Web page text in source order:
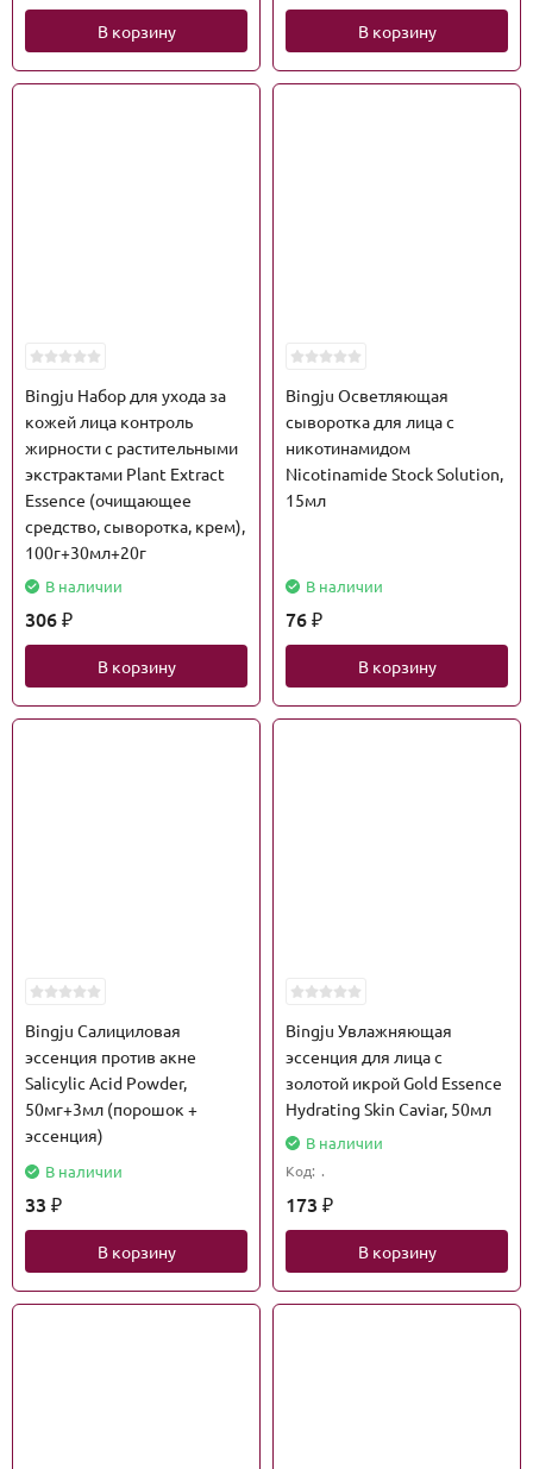
В корзину В корзину
Bingju Набор для ухода за
кожей лица контроль
жирности с растительными
экстрактами Plant Extract
Essence (очищающее
средство, сыворотка, крем),
100г+30мл+20г
В наличии
306 ₽
В корзину
Bingju Осветляющая
сыворотка для лица с
никотинамидом
Nicotinamide Stock Solution,
15мл
В наличии
76 ₽
В корзину
Bingju Салициловая
эссенция против акне
Salicylic Acid Powder,
50мг+3мл (порошок +
эссенция)
В наличии
33 ₽
В корзину
Bingju Увлажняющая
эссенция для лица с
золотой икрой Gold Essence
Hydrating Skin Caviar, 50мл
В наличии
Код: .
173 ₽
В корзину